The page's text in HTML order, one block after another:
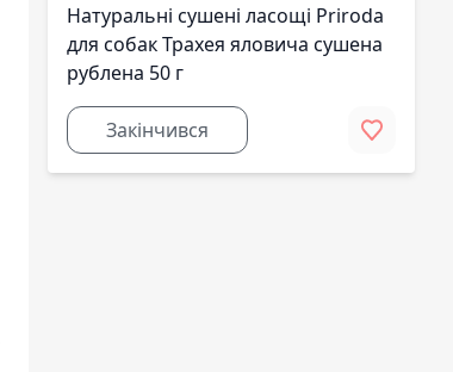
Натуральні сушені ласощі Priroda
для собак Трахея яловича сушена
рублена 50 г
Закінчився